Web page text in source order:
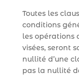
Toutes les
conditions
les opérations
visées, seront
nullité d’une
pas la nullité